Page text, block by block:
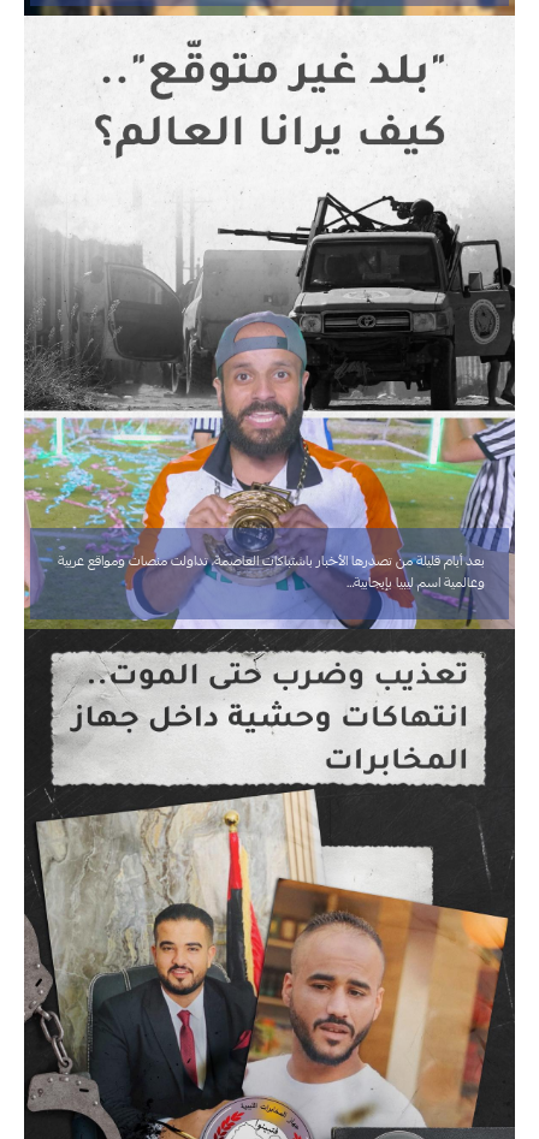
بعد أيام قليلة من تصدرها الأخبار باشتباكات العاصمة، تداولت منصات ومواقع عربية
وعالمية اسم ليبيا بإيجابية…